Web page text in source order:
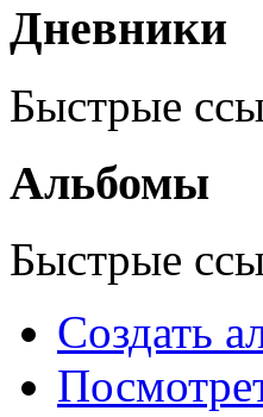
Дневники
Быстрые
Альбомы
Быстрые
Создать